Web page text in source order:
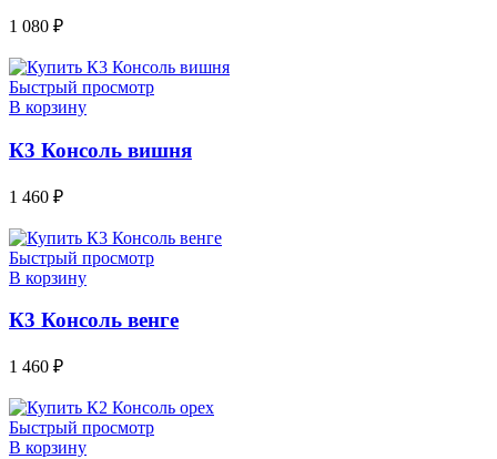
1 080 ₽
Быстрый просмотр
В корзину
К3 Консоль вишня
1 460 ₽
Быстрый просмотр
В корзину
К3 Консоль венге
1 460 ₽
Быстрый просмотр
В корзину